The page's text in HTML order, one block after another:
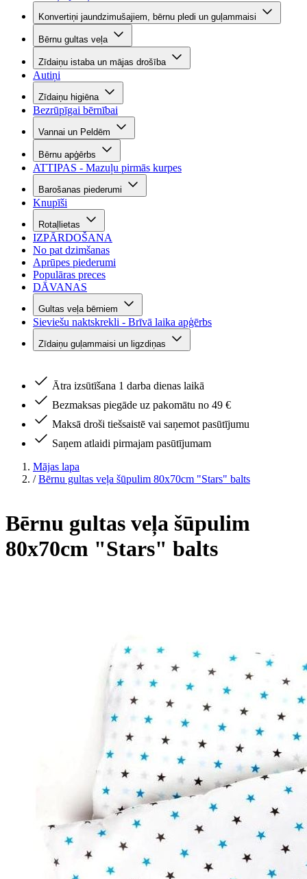
Konvertiņi jaundzimušajiem, bērnu pledi un guļammaisi
Bērnu gultas veļa
Zīdaiņu istaba un mājas drošība
Autiņi
Zīdaiņu higiēna
Bezrūpīgai bērnībai
Vannai un Peldēm
Bērnu apģērbs
ATTIPAS - Mazuļu pirmās kurpes
Barošanas piederumi
Knupīši
Rotaļlietas
IZPĀRDOŠANA
No pat dzimšanas
Aprūpes piederumi
Populāras preces
DĀVANAS
Gultas veļa bērniem
Sieviešu naktskrekli - Brīvā laika apģērbs
Zīdaiņu guļammaisi un ligzdiņas
Ātra izsūtīšana 1 darba dienas laikā
Bezmaksas piegāde uz pakomātu no 49 €
Maksā droši tiešsaistē vai saņemot pasūtījumu
Saņem atlaidi pirmajam pasūtījumam
Mājas lapa
/ Bērnu gultas veļa šūpulim 80x70cm "Stars" balts
Bērnu gultas veļa šūpulim
80x70cm "Stars" balts